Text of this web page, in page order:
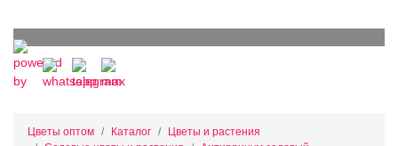
Цветы оптом Каталог
Цветы и растения